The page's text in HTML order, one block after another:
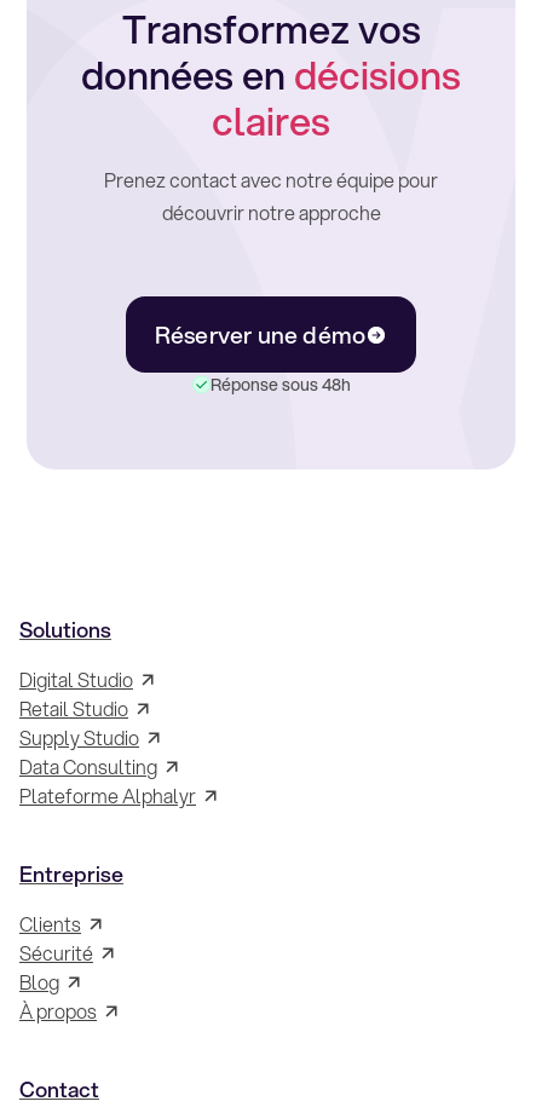
Transformez vos
données endécisions
claires
Prenez contact avec notre équipe pour
découvrir notre approche
Réserver une démo
Réponse sous 48h
Solutions
Digital Studio
Retail Studio
Supply Studio
Data Consulting
Plateforme Alphalyr
Entreprise
Clients
Sécurité
Blog
À propos
Contact